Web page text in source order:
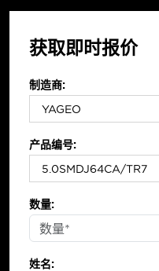
获取即时报价
制造商:
产品编号:
数量:
姓名: